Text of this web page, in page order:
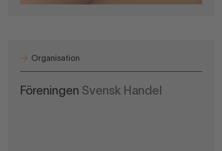
Organisation
Föreningen Svensk Handel